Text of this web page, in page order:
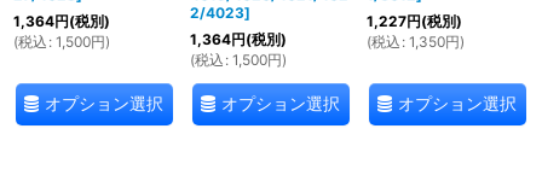
1,364円(税別)
(税込 : 1,500円)
オプション選択
2/4023]
1,364円(税別)
(税込 : 1,500円)
オプション選択
1,227円(税別)
(税込 : 1,350円)
オプション選択